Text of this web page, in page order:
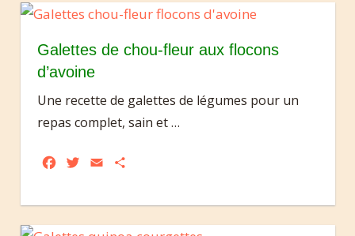
Galettes de chou-fleur aux flocons
d’avoine
Une recette de galettes de légumes pour un
repas complet, sain et…
FacebookTwitter
Email